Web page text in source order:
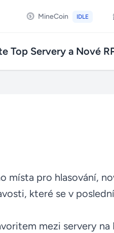
MineCoin IDLE
Top Servery a Nové
pro hlasování,
které se v
mezi servery na